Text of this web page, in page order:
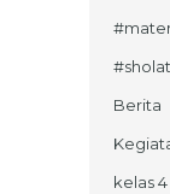
Berita
kelas 4